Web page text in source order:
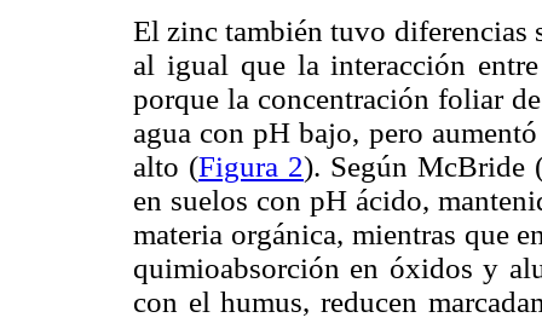
El zinc también tuvo diferencias
al igual que la interacción
porque la concentración foliar
agua con pH bajo, pero
alto (Figura 2). Según McBride
en suelos con pH ácido,
materia orgánica, mientras que
quimioabsorción en óxidos y
con el humus, reducen